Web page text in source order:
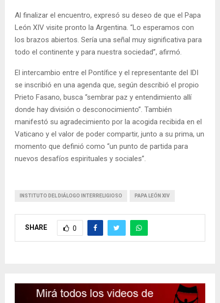
Al finalizar el encuentro, expresó su deseo de que el Papa
León XIV visite pronto la Argentina. “Lo esperamos con
los brazos abiertos. Sería una señal muy significativa para
todo el continente y para nuestra sociedad”, afirmó.
El intercambio entre el Pontífice y el representante del IDI
se inscribió en una agenda que, según describió el propio
Prieto Fasano, busca “sembrar paz y entendimiento allí
donde hay división o desconocimiento”. También
manifestó su agradecimiento por la acogida recibida en el
Vaticano y el valor de poder compartir, junto a su prima, un
momento que definió como “un punto de partida para
nuevos desafíos espirituales y sociales”.
INSTITUTO DEL DIÁLOGO INTERRELIGIOSO PAPA LEÓN XIV
SHARE 0